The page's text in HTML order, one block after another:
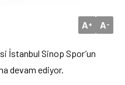
A+ A-
İstanbul Sinop Spor’un
devam ediyor.